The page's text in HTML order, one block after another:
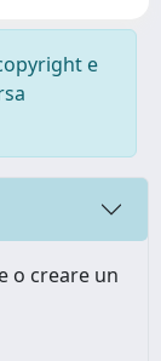
e
o creare un